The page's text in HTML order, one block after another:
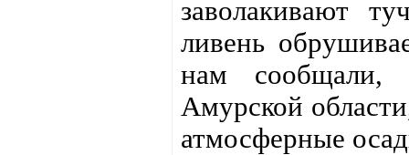
заволакивают
ливень
нам сообщали,
Амурской
атмосферные